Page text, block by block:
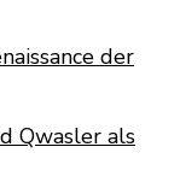
der
Qwasler als